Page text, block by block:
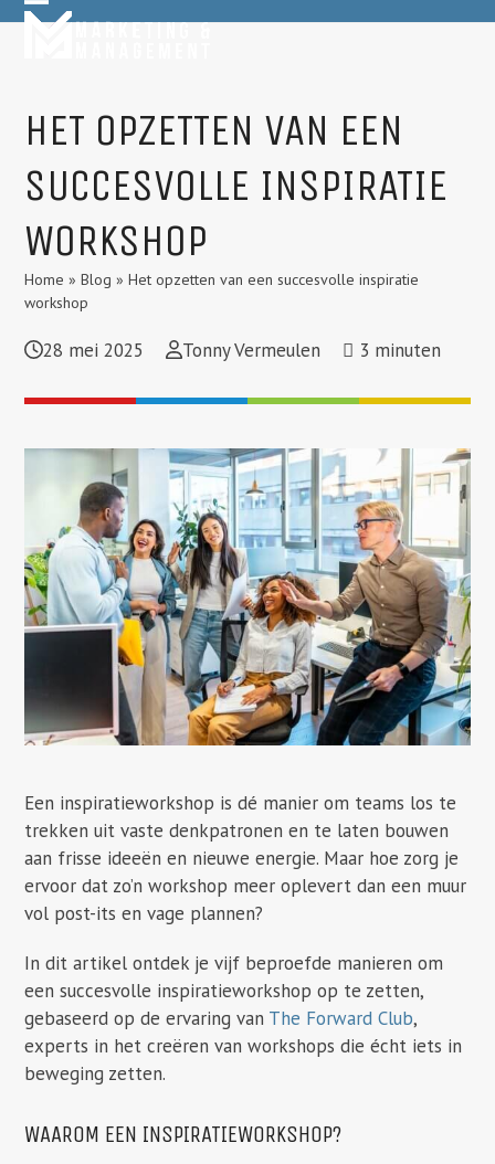
SkipOpen
Close
HET OPZETTEN VAN EEN
SUCCESVOLLE INSPIRATIE
WORKSHOP
Home »Blog »Het opzetten van een succesvolle inspiratie
workshop
28 mei 2025 Tonny Vermeulen 3 minuten
Een inspiratieworkshop is dé manier om teams los te
trekken uit vaste denkpatronen en te laten bouwen
aan frisse ideeën en nieuwe energie. Maar hoe zorg je
ervoor dat zo’n workshop meer oplevert dan een muur
vol post-its en vage plannen?
In dit artikel ontdek je vijf beproefde manieren om
een succesvolle inspiratieworkshop op te zetten,
gebaseerd op de ervaring van The Forward Club,
experts in het creëren van workshops die écht iets in
beweging zetten.
WAAROM EEN INSPIRATIEWORKSHOP?